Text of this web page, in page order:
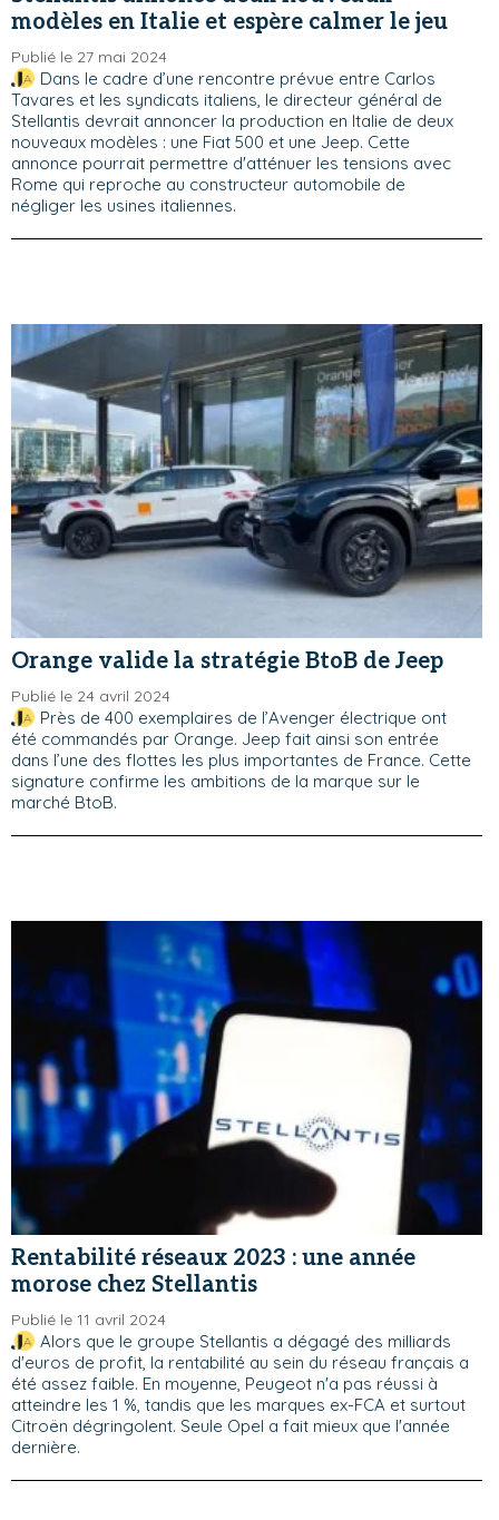
modèles en Italie et espère calmer le jeu
Publié le 27 mai 2024
Dans le cadre d’une rencontre prévue entre Carlos
Tavares et les syndicats italiens, le directeur général de
Stellantis devrait annoncer la production en Italie de deux
nouveaux modèles : une Fiat 500 et une Jeep. Cette
annonce pourrait permettre d'atténuer les tensions avec
Rome qui reproche au constructeur automobile de
négliger les usines italiennes.
Orange valide la stratégie BtoB de Jeep
Publié le 24 avril 2024
Près de 400 exemplaires de l’Avenger électrique ont
été commandés par Orange. Jeep fait ainsi son entrée
dans l’une des flottes les plus importantes de France. Cette
signature confirme les ambitions de la marque sur le
marché BtoB.
Rentabilité réseaux 2023 : une année
morose chez Stellantis
Publié le 11 avril 2024
Alors que le groupe Stellantis a dégagé des milliards
d'euros de profit, la rentabilité au sein du réseau français a
été assez faible. En moyenne, Peugeot n'a pas réussi à
atteindre les 1 %, tandis que les marques ex-FCA et surtout
Citroën dégringolent. Seule Opel a fait mieux que l'année
dernière.